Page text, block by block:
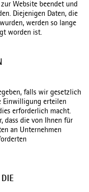
Website beendet und
Diejenigen Daten, die
werden so lange
worden ist.
falls wir gesetzlich
Einwilligung erteilen
erforderlich macht.
dass die von Ihnen für
an Unternehmen
DIE